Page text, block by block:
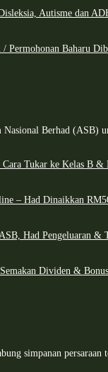
Autisme dan
/ Permohonan Baharu
Nasional Berhad (ASB)
Tukar ke Kelas B &
– Had Dinaikkan
Had Pengeluaran &
Dividen &
simpanan persaraan